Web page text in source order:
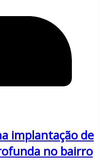
implantação de
no bairro